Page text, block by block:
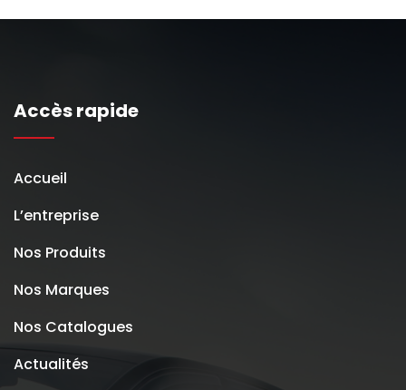
Accès rapide
Accueil
L’entreprise
Nos Produits
Nos Marques
Nos Catalogues
Actualités